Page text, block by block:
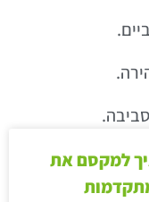
למקסם את